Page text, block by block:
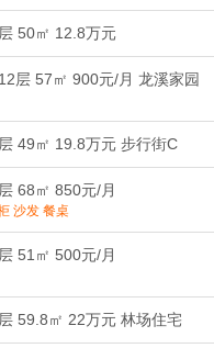
50㎡ 12.8万元
层 57㎡ 900元/月 龙溪家园
49㎡ 19.8万元 步行街C
68㎡ 850元/月
沙发 餐桌
51㎡ 500元/月
59.8㎡ 22万元 林场住宅